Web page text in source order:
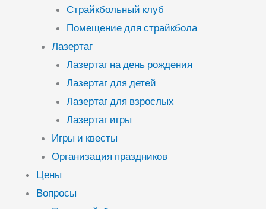
Страйкбольный клуб
Помещение для страйкбола
Лазертаг
Лазертаг на день рождения
Лазертаг для детей
Лазертаг для взрослых
Лазертаг игры
Игры и квесты
Организация праздников
Цены
Вопросы